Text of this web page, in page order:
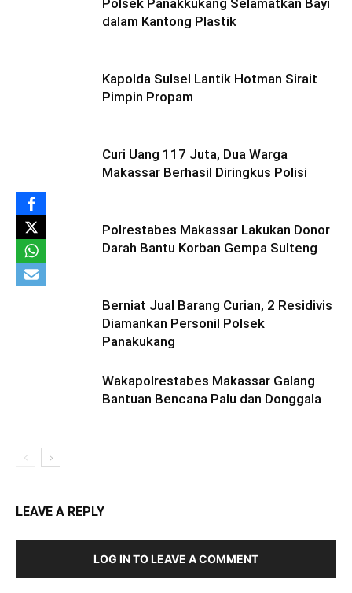
Polsek Panakkukang Selamatkan Bayi
dalam Kantong Plastik
Kapolda Sulsel Lantik Hotman Sirait
Pimpin Propam
Curi Uang 117 Juta, Dua Warga
Makassar Berhasil Diringkus Polisi
Polrestabes Makassar Lakukan Donor
Darah Bantu Korban Gempa Sulteng
Berniat Jual Barang Curian, 2 Residivis
Diamankan Personil Polsek
Panakukang
Wakapolrestabes Makassar Galang
Bantuan Bencana Palu dan Donggala
LEAVE A REPLY
LOG IN TO LEAVE A COMMENT